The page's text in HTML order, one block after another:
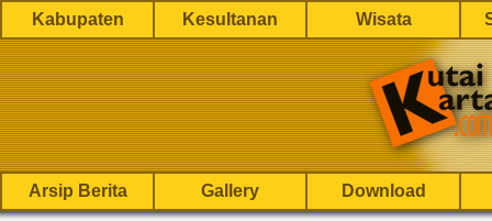
Kabupaten Kesultanan Wisata
Arsip Berita Gallery Download